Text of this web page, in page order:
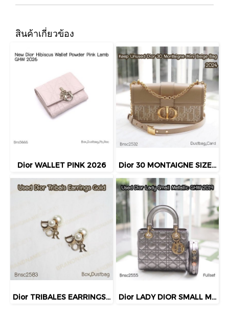
สินค้าเกี่ยวข้อง
Dior WALLET PINK 2026 Dior 30 MONTAIGNE SIZE.MINI BEIGE BAG 2024
Dior TRIBALES EARRINGS GOLD Dior LADY DIOR SMALL METALLIC GHW 2019